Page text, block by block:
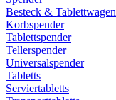
Besteck & Tablettwagen
Korbspender
Tablettspender
Tellerspender
Universalspender
Tabletts
Serviertabletts